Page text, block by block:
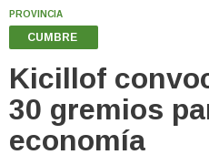
PROVINCIA
CUMBRE
Kicillof
30 gremios
economía